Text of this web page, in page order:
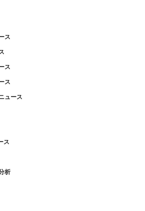
ス
ス
ス
ュース
ス
析